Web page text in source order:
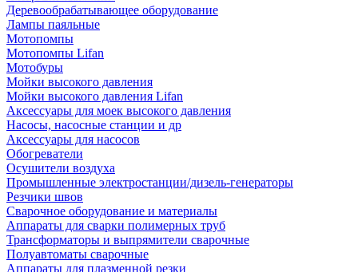
Деревообрабатывающее оборудование
Лампы паяльные
Мотопомпы
Мотопомпы Lifan
Мотобуры
Мойки высокого давления
Мойки высокого давления Lifan
Аксессуары для моек высокого давления
Насосы, насосные станции и др
Аксессуары для насосов
Обогреватели
Осушители воздуха
Промышленные электростанции/дизель-генераторы
Резчики швов
Сварочное оборудование и материалы
Аппараты для сварки полимерных труб
Трансформаторы и выпрямители сварочные
Полуавтоматы сварочные
Аппараты для плазменной резки